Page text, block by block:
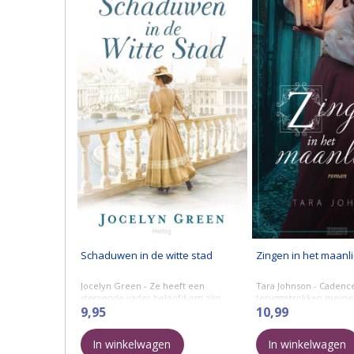
Schaduwen in de witte stad
Jocelyn Green - Ze heeft een
stervende vader beloofd om zijn
dochter te beschermen. Ze mag nu
niet falen.
Wat Sylvie Townsend het allerliefste
9,95
In winkelwagen
Zingen in het
Tara Johnson -
teruggetrokken
talent: ze kan prachtig
Amerikaanse
gang en wanneer ...
10,99
In winkelwagen